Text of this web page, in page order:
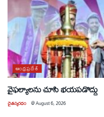
ఆంధ్రప్రదేశ్
వైఫల్యాలను చూసి భయపడొద్దు
చైతన్యరధం @August 6, 2026